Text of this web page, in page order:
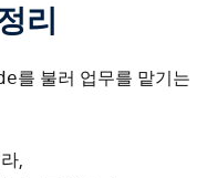
리
를 불러 업무를 맡기는
,